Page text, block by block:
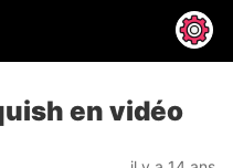
en vidéo